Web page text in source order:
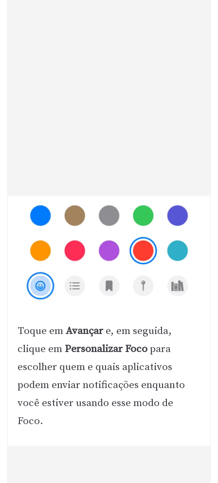
Toque emAvançare, em seguida,
clique em Personalizar Focopara
escolher quem e quais aplicativos
podem enviar notificações enquanto
você estiver usando esse modo de
Foco.